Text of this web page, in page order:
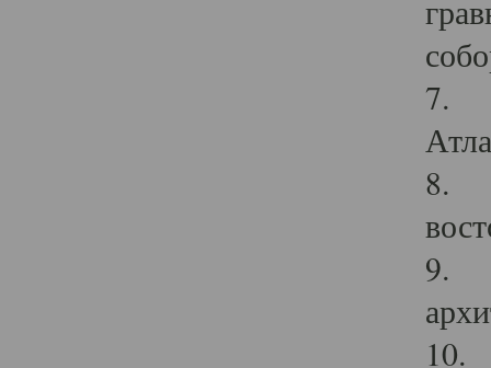
7.
8.
9.
10.